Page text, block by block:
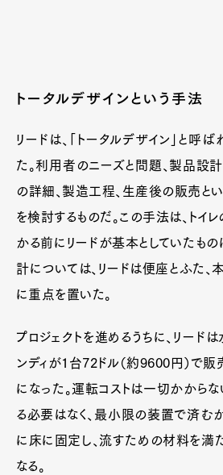
トータルデザインという手法
リードは、「トータルデザイン」と呼
た。利用者のニーズと問題、製品設
の詳細、製造工程、生産後の販売と
を検討するものだ。この手法は、トイ
かる前にリードが基本としていたもの
計については、リードは便座とふた、
に重点を置いた。
プロジェクトを進めるうちに、リード
ンディが1台72ドル（約9600円）で販
になった。運転コストは一切かから
る必要はなく、最小限の装置で済むか
に床に固定し、流すための材料を満
なる。